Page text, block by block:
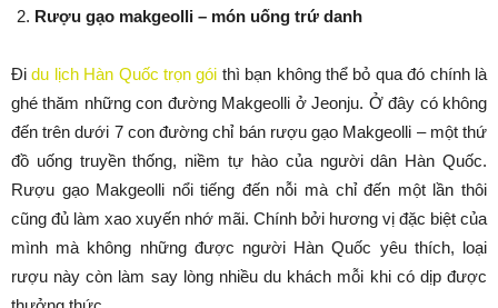
Rượu gạo makgeolli – món uống trứ danh
Đidu lịch Hàn Quốc trọn gói thì bạn không thể bỏ qua đó chính là
ghé thăm những con đường Makgeolli ở Jeonju. Ở đây có không
đến trên dưới 7 con đường chỉ bán rượu gạo Makgeolli – một thứ
đồ uống truyền thống, niềm tự hào của người dân Hàn Quốc.
Rượu gạo Makgeolli nổi tiếng đến nỗi mà chỉ đến một lần thôi
cũng đủ làm xao xuyến nhớ mãi. Chính bởi hương vị đặc biệt của
mình mà không những được người Hàn Quốc yêu thích, loại
rượu này còn làm say lòng nhiều du khách mỗi khi có dịp được